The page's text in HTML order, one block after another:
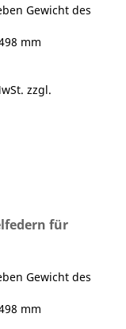
Gewicht des
mm
zzgl.
für
Gewicht des
mm